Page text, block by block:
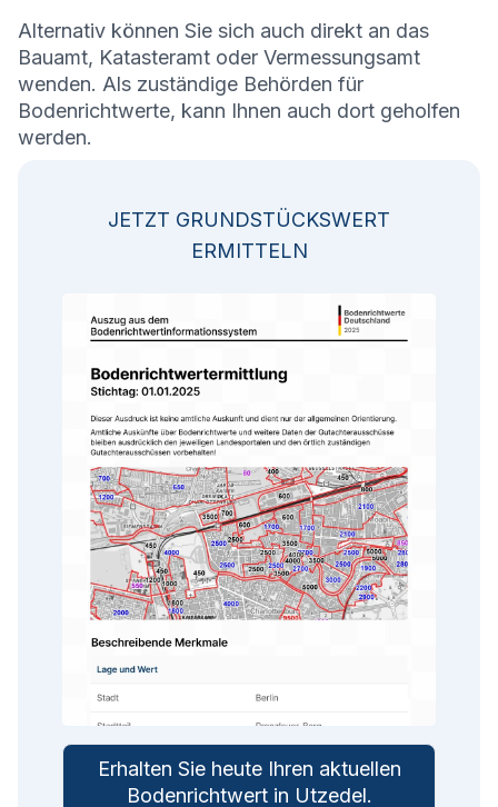
Alternativ können Sie sich auch direkt an das
Bauamt, Katasteramt oder Vermessungsamt
wenden. Als zuständige Behörden für
Bodenrichtwerte, kann Ihnen auch dort geholfen
werden.
JETZT GRUNDSTÜCKSWERT
ERMITTELN
Erhalten Sie heute Ihren aktuellen
Bodenrichtwert in Utzedel.